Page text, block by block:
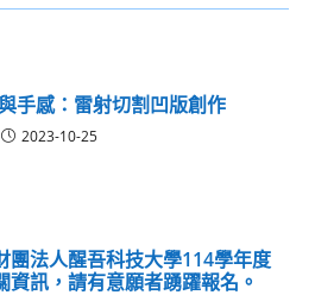
手感：雷射切割凹版創作
2023-10-25
團法人醒吾科技大學114學年度
資訊，請有意願者踴躍報名。